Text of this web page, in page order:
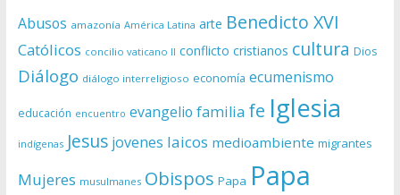
Abusos amazonía América Latina arte Benedicto XVI
Católicos concilio vaticano II conflicto cristianos cultura Dios
Diálogo diálogo interreligioso economía ecumenismo
educación encuentro evangelio familia fe Iglesia
indígenas Jesus jovenes laicos medioambiente migrantes
Mujeres musulmanes Obispos Papa Papa